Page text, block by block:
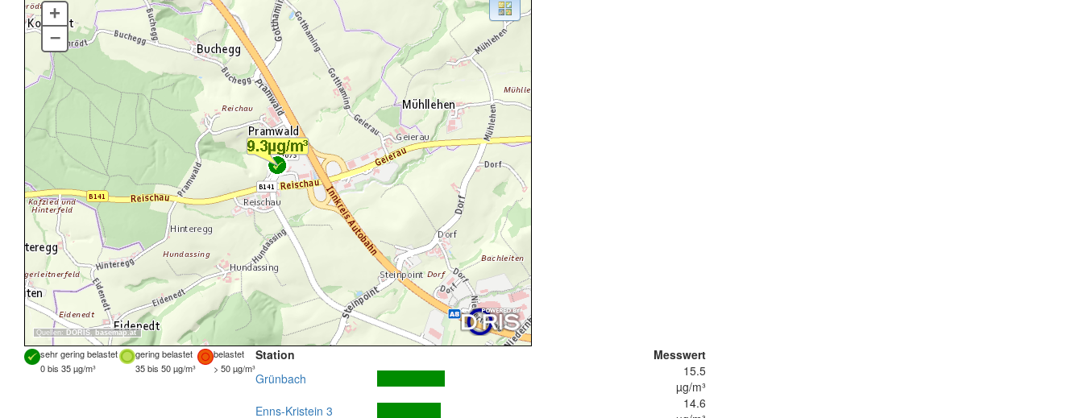
Quellen: DORIS, basemap.at
+
–
sehr gering belastet gering belastet
belastet
0 bis 35 µg/m³
35 bis 50 µg/m³ > 50 µg/m³
Station
Messwert
Grünbach
15.5
µg/m³
Enns-Kristein 3
14.6